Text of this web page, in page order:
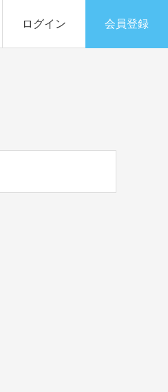
ログイン 会員登録